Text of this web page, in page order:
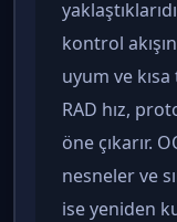
kontrol
uyum ve
RAD hız,
öne çıkarır.
nesneler ve
ise yeniden